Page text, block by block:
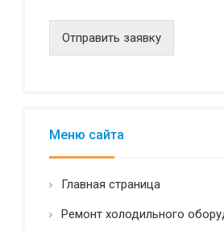
е
н
с
*
Отправить заявку
Меню сайта
Главная страница
Ремонт холодильного